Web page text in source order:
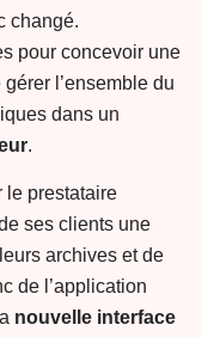
changé.
pour concevoir une
l’ensemble du
dans un
.
le prestataire
ses clients une
archives et de
de l’application
nouvelle interface